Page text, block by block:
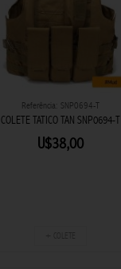
Referência: SNP0694-T
COLETE TATICO TAN SNP0694-T
U$38,00